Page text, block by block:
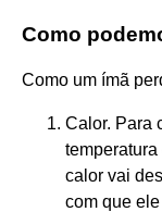
Como
Como um ímã
Calor. Para
calor vai
com que